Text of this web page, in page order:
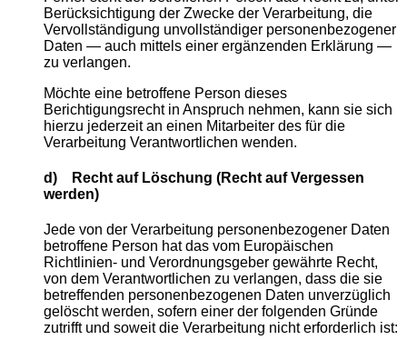
Berücksichtigung der Zwecke der Verarbeitung, die
Vervollständigung unvollständiger personenbezogener
Daten — auch mittels einer ergänzenden Erklärung —
zu verlangen.
Möchte eine betroffene Person dieses
Berichtigungsrecht in Anspruch nehmen, kann sie sich
hierzu jederzeit an einen Mitarbeiter des für die
Verarbeitung Verantwortlichen wenden.
d) Recht auf Löschung (Recht auf Vergessen
werden)
Jede von der Verarbeitung personenbezogener Daten
betroffene Person hat das vom Europäischen
Richtlinien- und Verordnungsgeber gewährte Recht,
von dem Verantwortlichen zu verlangen, dass die sie
betreffenden personenbezogenen Daten unverzüglich
gelöscht werden, sofern einer der folgenden Gründe
zutrifft und soweit die Verarbeitung nicht erforderlich ist: